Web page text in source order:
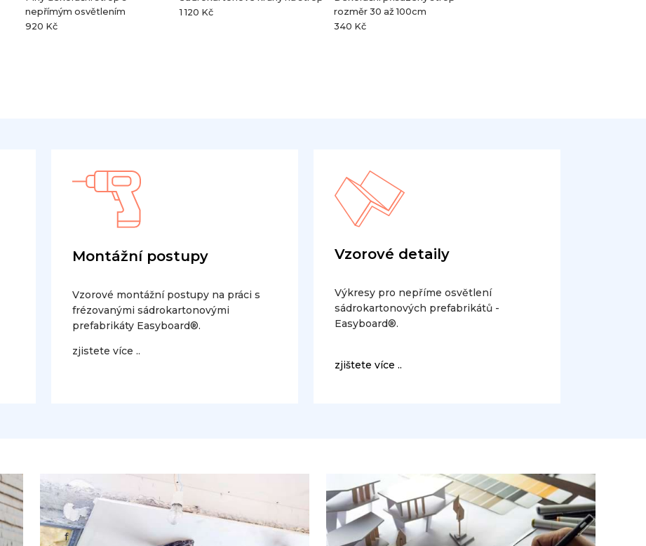
nepřímým osvětlením
920 Kč
1 120 Kč
rozměr 30 až 100cm
340 Kč
Montážní postupy
Vzorové montážní postupy na práci s
frézovanými sádrokartonovými
prefabrikáty Easyboard®.
zjistete více ..
Vzorové detaily
Výkresy pro nepříme osvětlení
sádrokartonových prefabrikátů -
Easyboard®.
zjištete více ..
f